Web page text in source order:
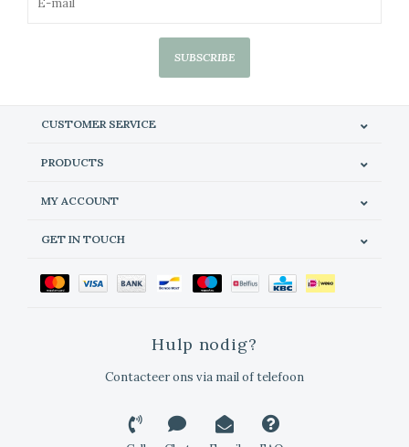
SUBSCRIBE
CUSTOMER SERVICE
PRODUCTS
MY ACCOUNT
GET IN TOUCH
Hulp nodig?
Contacteer ons via mail of telefoon